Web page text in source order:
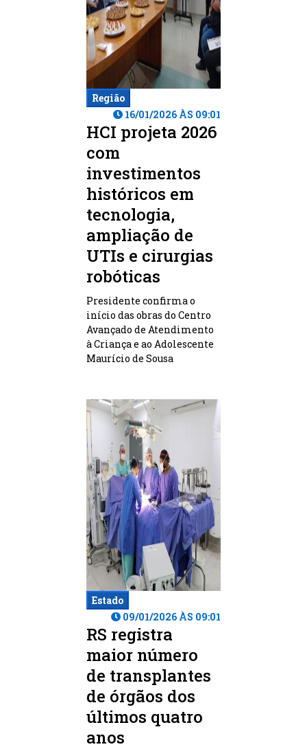
Região
16/01/2026 ÀS 09:01
HCI projeta 2026
com
investimentos
históricos em
tecnologia,
ampliação de
UTIs e cirurgias
robóticas
Presidente confirma o
início das obras do Centro
Avançado de Atendimento
à Criança e ao Adolescente
Maurício de Sousa
Estado
09/01/2026 ÀS 09:01
RS registra
maior número
de transplantes
de órgãos dos
últimos quatro
anos